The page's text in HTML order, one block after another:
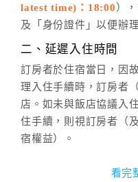
六、聯絡方式
(07)9682715 。
latest time)：18:00 ）
及「身份證件」以便辦理
二、延遲入住時間
訂房者於住宿當日，因
理入住手續時，訂房者
店。如未與飯店協議入
住手續，則視訂房者（
宿權益）。
看完